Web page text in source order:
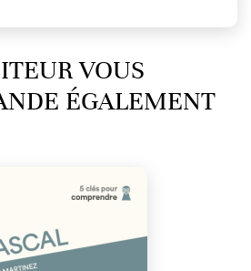
VOUS
ÉGALEMENT